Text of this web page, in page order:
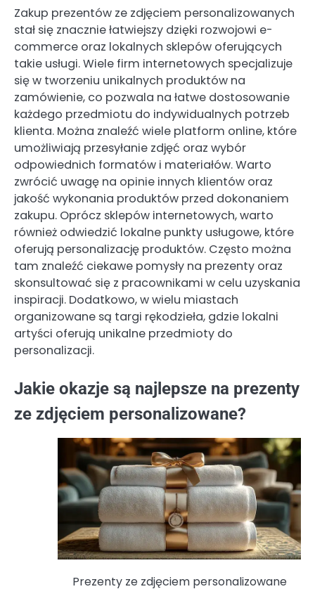
Zakup prezentów ze zdjęciem personalizowanych
stał się znacznie łatwiejszy dzięki rozwojowi e-
commerce oraz lokalnych sklepów oferujących
takie usługi. Wiele firm internetowych specjalizuje
się w tworzeniu unikalnych produktów na
zamówienie, co pozwala na łatwe dostosowanie
każdego przedmiotu do indywidualnych potrzeb
klienta. Można znaleźć wiele platform online, które
umożliwiają przesyłanie zdjęć oraz wybór
odpowiednich formatów i materiałów. Warto
zwrócić uwagę na opinie innych klientów oraz
jakość wykonania produktów przed dokonaniem
zakupu. Oprócz sklepów internetowych, warto
również odwiedzić lokalne punkty usługowe, które
oferują personalizację produktów. Często można
tam znaleźć ciekawe pomysły na prezenty oraz
skonsultować się z pracownikami w celu uzyskania
inspiracji. Dodatkowo, w wielu miastach
organizowane są targi rękodzieła, gdzie lokalni
artyści oferują unikalne przedmioty do
personalizacji.
Jakie okazje są najlepsze na prezenty
ze zdjęciem personalizowane?
Prezenty ze zdjęciem personalizowane